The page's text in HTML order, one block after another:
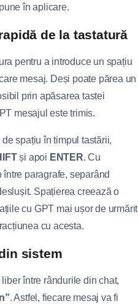
în aplicare.
de la tastatură
pentru a introduce un spațiu
mesaj. Deși poate părea un
prin apăsarea tastei
mesajul este trimis.
spațiu în timpul tastării,
și apoi ENTER. Cu
paragrafe, separând
Spațierea creează o
cu GPT mai ușor de urmărit
cu acesta.
sistem
între rândurile din chat,
. Astfel, fiecare mesaj va fi